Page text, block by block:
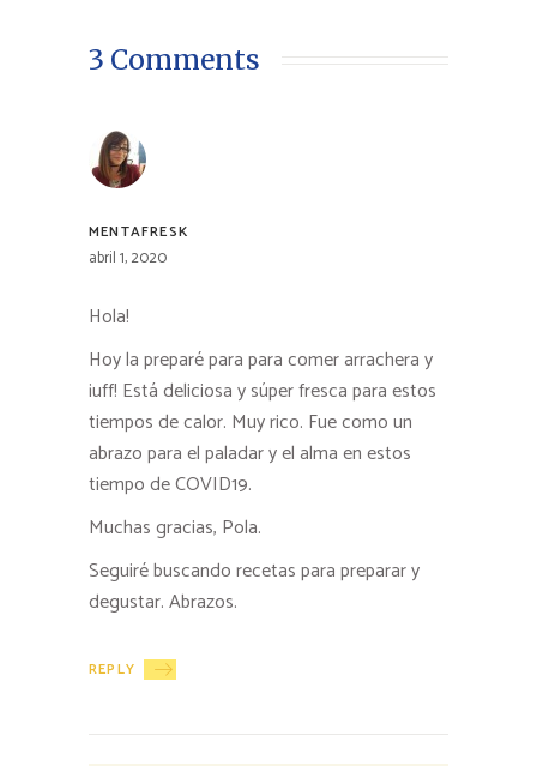
3 Comments
MENTAFRESK
abril 1, 2020
Hola!
Hoy la preparé para para comer arrachera y
¡uff! Está deliciosa y súper fresca para estos
tiempos de calor. Muy rico. Fue como un
abrazo para el paladar y el alma en estos
tiempo de COVID19.
Muchas gracias, Pola.
Seguiré buscando recetas para preparar y
degustar. Abrazos.
REPLY